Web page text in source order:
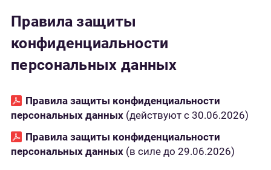
Правила защиты
конфиденциальности
персональных данных
Правила защиты конфиденциальности
персональных данных (действуют с 30.06.2026)
Правила защиты конфиденциальности
персональных данных (в силе до 29.06.2026)